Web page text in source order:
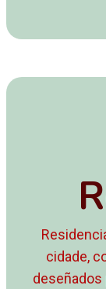
cidade,